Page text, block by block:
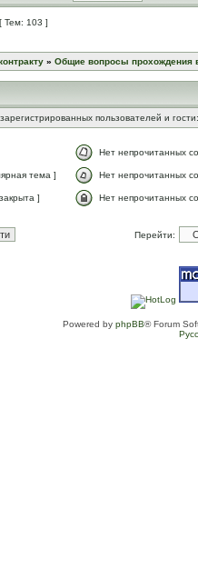
[ Тем: 103 ]
» Общие вопросы прохождения
пользователей и
Нет непрочитанных
тема ] Нет непрочитанных
] Нет непрочитанных
Перейти:
Powered by phpBB® Forum